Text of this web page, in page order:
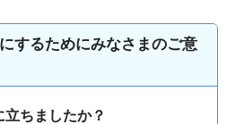
するためにみなさまのご意
ちましたか？